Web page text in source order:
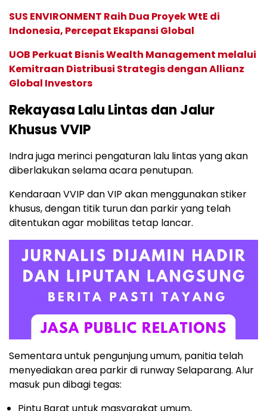
SUS ENVIRONMENT Raih Dua Proyek WtE di
Indonesia, Percepat Ekspansi Global
UOB Perkuat Bisnis Wealth Management melalui
Kemitraan Distribusi Strategis dengan Allianz
Global Investors
Rekayasa Lalu Lintas dan Jalur
Khusus VVIP
Indra juga merinci pengaturan lalu lintas yang akan
diberlakukan selama acara penutupan.
Kendaraan VVIP dan VIP akan menggunakan stiker
khusus, dengan titik turun dan parkir yang telah
ditentukan agar mobilitas tetap lancar.
Sementara untuk pengunjung umum, panitia telah
menyediakan area parkir di runway Selaparang. Alur
masuk pun dibagi tegas: